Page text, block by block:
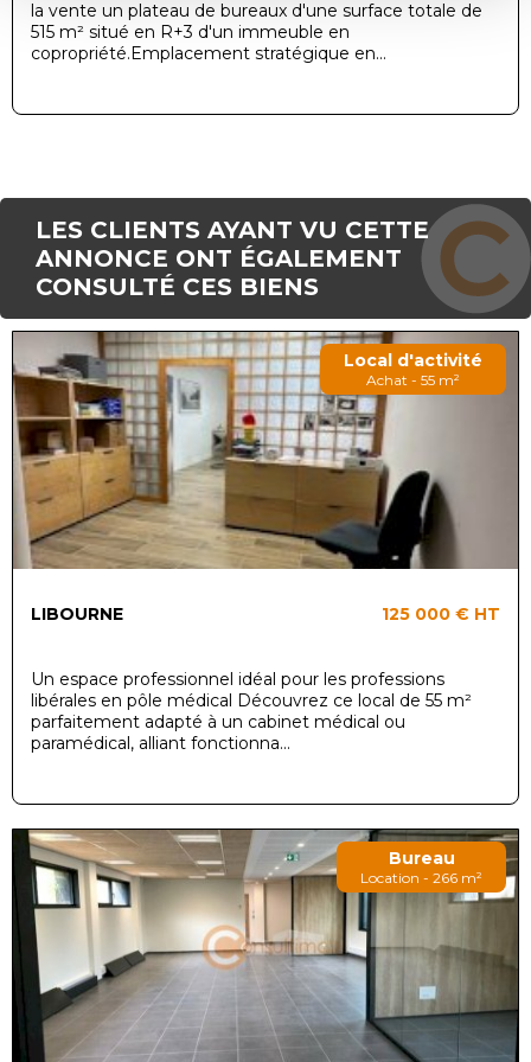
la vente un plateau de bureaux d'une surface totale de
515 m² situé en R+3 d'un immeuble en
copropriété.Emplacement stratégique en...
LES CLIENTS AYANT VU CETTE
ANNONCE ONT ÉGALEMENT
CONSULTÉ CES BIENS
Local d'activité
Achat - 55 m²
LIBOURNE 125 000 € HT
Un espace professionnel idéal pour les professions
libérales en pôle médical Découvrez ce local de 55 m²
parfaitement adapté à un cabinet médical ou
paramédical, alliant fonctionna...
Bureau
Location - 266 m²